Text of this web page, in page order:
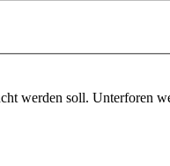
werden soll. Unterforen